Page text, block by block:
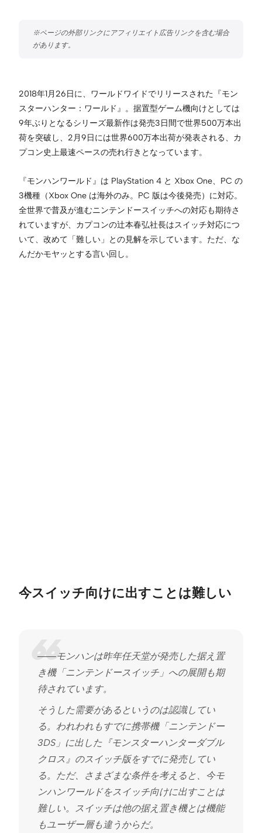
2018年1月26日に、ワールドワイドでリリースされた『モン
スターハンター：ワールド』。据置型ゲーム機向けとしては
9年ぶりとなるシリーズ最新作は発売3日間で世界500万本出
荷を突破し、2月9日には世界600万本出荷が発表される、カ
プコン史上最速ペースの売れ行きとなっています。
『モンハンワールド』は PlayStation 4 と Xbox One、PC の
3機種（Xbox One は海外のみ。PC 版は今後発売）に対応。
全世界で普及が進むニンテンドースイッチへの対応も期待さ
れていますが、カプコンの辻本春弘社長はスイッチ対応につ
いて、改めて「難しい」との見解を示しています。ただ、な
んだかモヤッとする言い回し。
今スイッチ向けに出すことは難しい
――モンハンは昨年任天堂が発売した据え置
き機「ニンテンドースイッチ」への展開も期
待されています。
そうした需要があるというのは認識してい
る。われわれもすでに携帯機「ニンテンドー
3DS」に出した『モンスターハンターダブル
クロス』のスイッチ版をすでに発売してい
る。ただ、さまざまな条件を考えると、今モ
ンハンワールドをスイッチ向けに出すことは
難しい。スイッチは他の据え置き機とは機能
もユーザー層も違うからだ。